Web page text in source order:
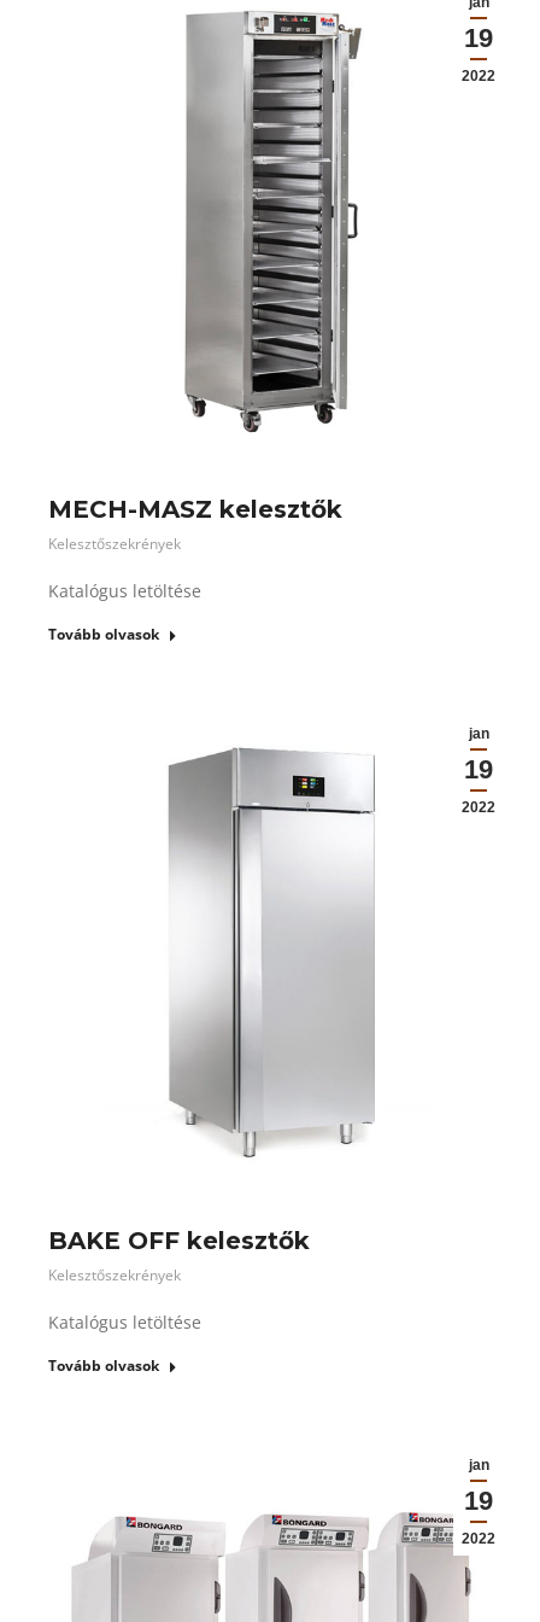
19
2022
MECH-MASZ kelesztők
Kelesztőszekrények
Katalógus letöltése
Tovább olvasok
jan
19
2022
BAKE OFF kelesztők
Kelesztőszekrények
Katalógus letöltése
Tovább olvasok
jan
19
2022